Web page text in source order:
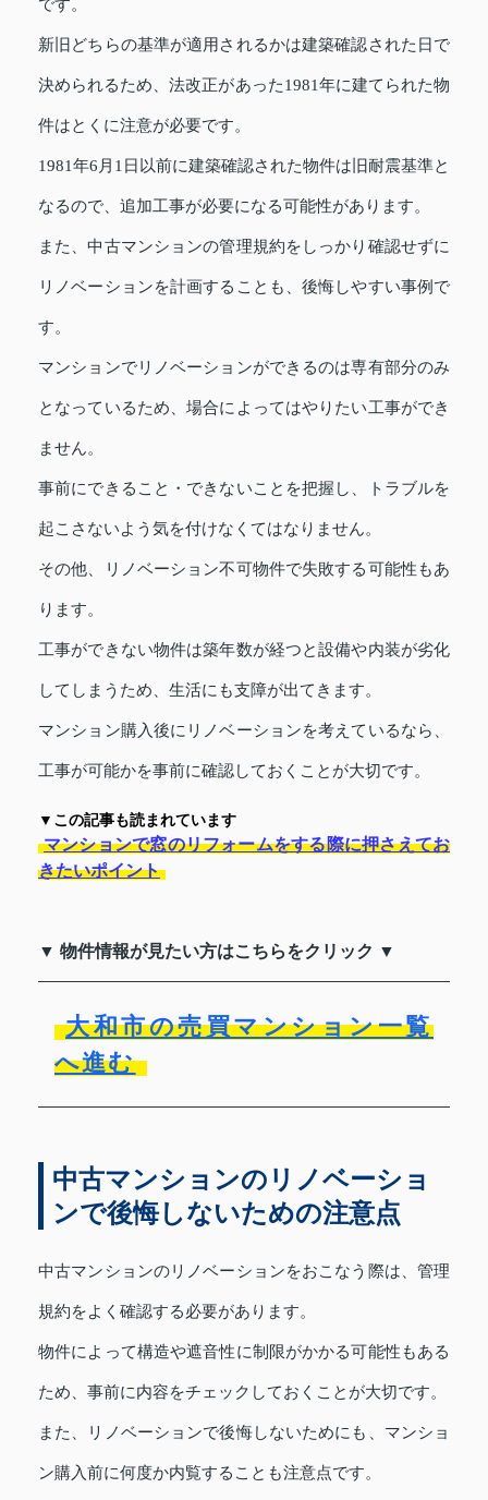
です。
新旧どちらの基準が適用されるかは建築確認された日で
決められるため、法改正があった1981年に建てられた物
件はとくに注意が必要です。
1981年6月1日以前に建築確認された物件は旧耐震基準と
なるので、追加工事が必要になる可能性があります。
また、中古マンションの管理規約をしっかり確認せずに
リノベーションを計画することも、後悔しやすい事例で
す。
マンションでリノベーションができるのは専有部分のみ
となっているため、場合によってはやりたい工事ができ
ません。
事前にできること・できないことを把握し、トラブルを
起こさないよう気を付けなくてはなりません。
その他、リノベーション不可物件で失敗する可能性もあ
ります。
工事ができない物件は築年数が経つと設備や内装が劣化
してしまうため、生活にも支障が出てきます。
マンション購入後にリノベーションを考えているなら、
工事が可能かを事前に確認しておくことが大切です。
▼この記事も読まれています
マンションで窓のリフォームをする際に押さえてお
きたいポイント
▼ 物件情報が見たい方はこちらをクリック ▼
大和市の売買マンション一覧
へ進む
中古マンションのリノベーショ
ンで後悔しないための注意点
中古マンションのリノベーションをおこなう際は、管理
規約をよく確認する必要があります。
物件によって構造や遮音性に制限がかかる可能性もある
ため、事前に内容をチェックしておくことが大切です。
また、リノベーションで後悔しないためにも、マンショ
ン購入前に何度か内覧することも注意点です。